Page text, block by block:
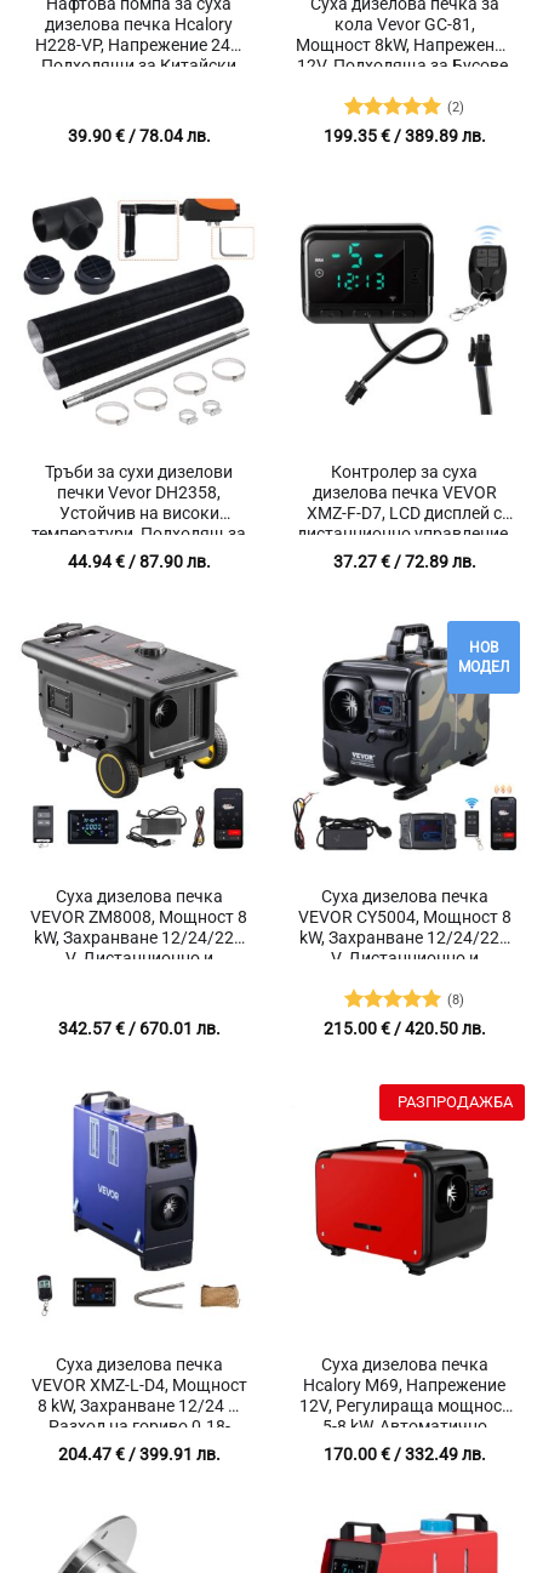
Нафтова помпа за суха
дизелова печка Hcalory
H228-VP, Напрежение 24V,
Подходящи за Китайски
39.90€/ 78.04 лв.
Суха дизелова печка за
кола Vevor GC-81,
Мощност 8kW, Напрежение
12V, Подходяща за Бусове,
Каравани
Оценено с
(2)
199.35€/ 389.89 лв.
Тръби за сухи дизелови
печки Vevor DH2358,
Устойчив на високи
температури, Подходящ за
печки с мощност от 2 до 8
kW
44.94€/ 87.90 лв.
Контролер за суха
дизелова печка VEVOR
XMZ-F-D7, LCD дисплей с
дистанционно управление,
Универсален за модели от
2 до 8kW
37.27€/ 72.89 лв.
Суха дизелова печка
VEVOR ZM8008, Мощност 8
kW, Захранване 12/24/220
V, Дистанционно и
час
342.57€/ 670.01 лв.
Суха дизелова печка
VEVOR CY5004, Мощност 8
kW, Захранване 12/24/220
V, Дистанционно и
Разход между 0.18 и 0.35
литра дизел на час
Оценено с
(8)
215.00€/ 420.50 лв.
НОВ
МОДЕЛ
Суха дизелова печка
VEVOR XMZ-L-D4, Мощност
8 kW, Захранване 12/24 V,
Разход на гориво 0.18-
0.35, За автомобили,
кемпери, бусове, камиони,
204.47€/ 399.91 лв.
Суха дизелова печка
Hcalory M69, Напрежение
12V, Регулираща мощност
5-8 kW, Автоматично
включване
170.00€/ 332.49 лв.
РАЗПРОДАЖБА